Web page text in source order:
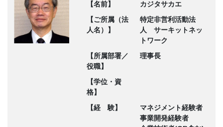
【名前】
カジタサカエ
【ご所属（法
人名）】
特定非営利活動法
人 サーキットネッ
トワーク
【所属部署／
役職】
理事長
【学位・資
格】
【経 験】
マネジメント経験者
事業開発経験者